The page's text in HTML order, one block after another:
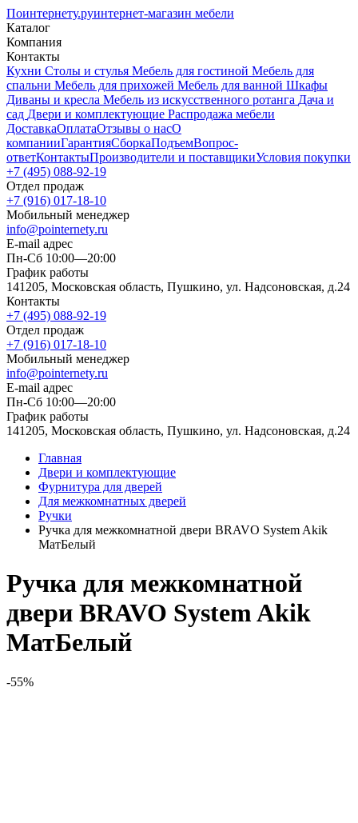
Поинтернету.руинтернет-магазин мебели
Каталог
Компания
Контакты
Кухни Столы и стулья Мебель для гостиной Мебель для
спальни Мебель для прихожей Мебель для ванной Шкафы
Диваны и кресла Мебель из искусственного ротанга Дача и
сад Двери и комплектующие Распродажа мебели
ДоставкаОплатаОтзывы о насО
компанииГарантияСборкаПодъемВопрос-
ответКонтактыПроизводители и поставщикиУсловия покупки
+7 (495) 088-92-19
Отдел продаж
+7 (916) 017-18-10
Мобильный менеджер
info@pointernety.ru
E-mail адрес
Пн-Сб 10:00—20:00
График работы
141205, Московская область, Пушкино, ул. Надсоновская, д.24
Контакты
+7 (495) 088-92-19
Отдел продаж
+7 (916) 017-18-10
Мобильный менеджер
info@pointernety.ru
E-mail адрес
Пн-Сб 10:00—20:00
График работы
141205, Московская область, Пушкино, ул. Надсоновская, д.24
Главная
Двери и комплектующие
Фурнитура для дверей
Для межкомнатных дверей
Ручки
Ручка для межкомнатной двери BRAVO System Akik
МатБелый
Ручка для межкомнатной
двери BRAVO System Akik
МатБелый
-55%